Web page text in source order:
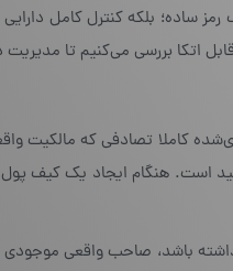
ساده؛ بلکه کنترل کامل
اتکا بررسی می‌کنیم تا مدیریت
کاملا تصادفی که مالکیت
است. هنگام ایجاد یک کیف پول
باشد، صاحب واقعی موجودی